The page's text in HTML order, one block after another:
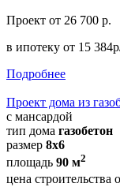
Проект от 26 700 р.
в ипотеку от 15
Подробнее
Проект дома из
с мансардой
тип дома газобетон
размер 8x6
площадь 90 м2
цена строительства